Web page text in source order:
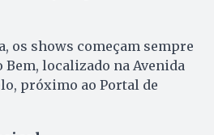
os shows começam sempre
Bem, localizado na Avenida
próximo ao Portal de